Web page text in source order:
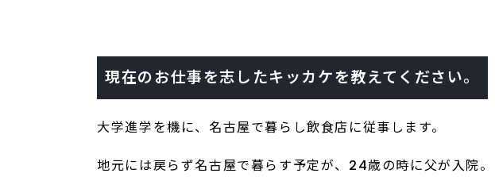
現在のお仕事を志したキッカケを教えてください。
大学進学を機に、名古屋で暮らし飲食店に従事します。
地元には戻らず名古屋で暮らす予定が、24歳の時に父が入院。